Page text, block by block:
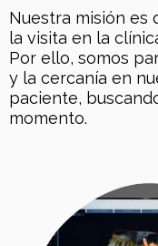
Nuestra misión es
la visita en la
Por ello, somos
y la cercanía en
paciente,
momento.